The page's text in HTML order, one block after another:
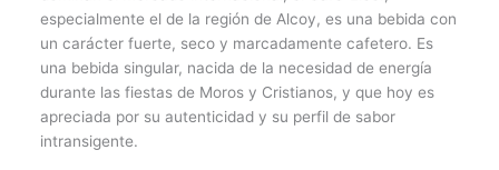
especialmente el de la región de Alcoy, es una bebida con
un carácter fuerte, seco y marcadamente cafetero. Es
una bebida singular, nacida de la necesidad de energía
durante las fiestas de Moros y Cristianos, y que hoy es
apreciada por su autenticidad y su perfil de sabor
intransigente.